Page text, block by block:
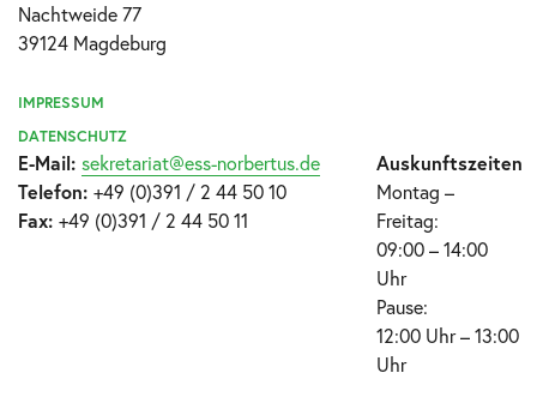
Nachtweide 77
39124 Magdeburg
IMPRESSUM
DATENSCHUTZ
E-Mail: sekretariat@ess-norbertus.de
Telefon: +49 (0)391 / 2 44 50 10
Fax: +49 (0)391 / 2 44 50 11
Auskunftszeiten
Montag –
Freitag:
09:00 – 14:00
Uhr
Pause:
12:00 Uhr – 13:00
Uhr